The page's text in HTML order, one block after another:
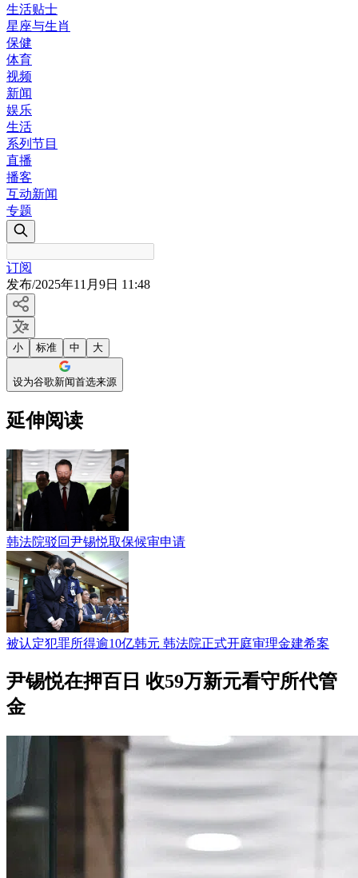
生活贴士
星座与生肖
保健
体育
视频
新闻
娱乐
生活
系列节目
直播
播客
互动新闻
专题
订阅
发布/2025年11月9日 11:48
小 标准 中 大
设为谷歌新闻首选来源
延伸阅读
韩法院驳回尹锡悦取保候审申请
被认定犯罪所得逾10亿韩元 韩法院正式开庭审理金建希案
尹锡悦在押百日 收59万新元看守所代管
金